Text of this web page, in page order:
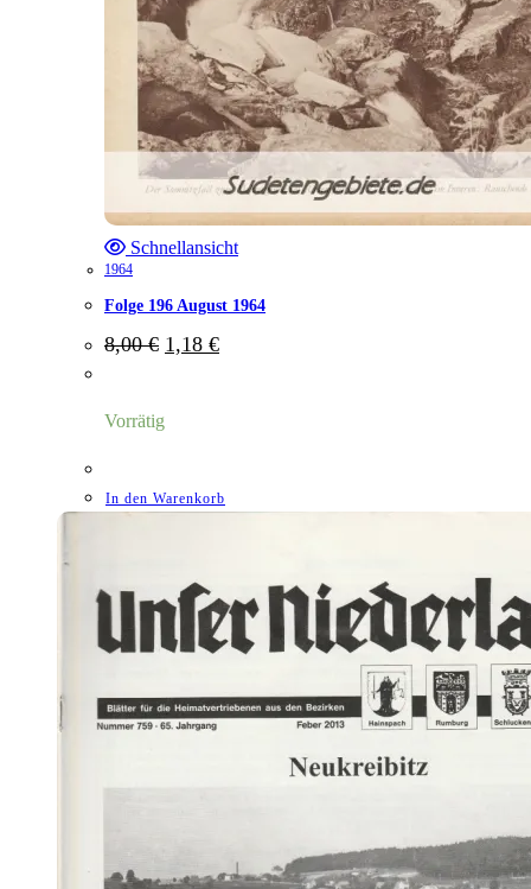
Schnellansicht
1964
Folge 196 August 1964
8,00€ Ursprünglicher
Preis
1,18 €Aktueller
Vorrätig
In den Warenkorb